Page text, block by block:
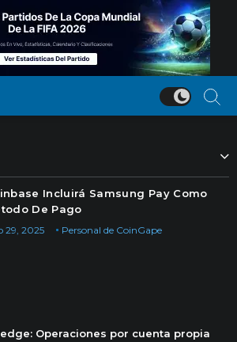
Incluirá Samsung Pay Como
De Pago
Personal de CoinGape
29, 2025
Operaciones por cuenta propia